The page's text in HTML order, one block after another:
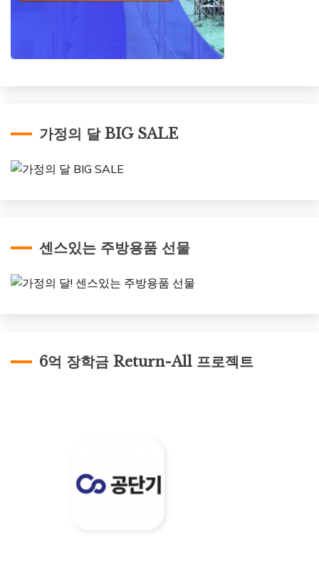
가정의 달 BIG SALE
센스있는 주방용품 선물
6억 장학금 Return-All 프로젝트